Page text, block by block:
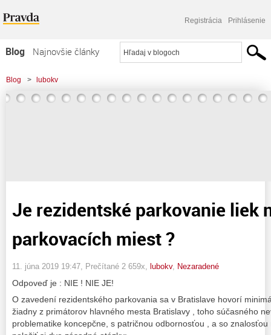
Registrácia Prihlásenie
Blog
Najnovšie články
Najčítanejšie články
Najkomentovanejšie články
Blog > lubokv
> Je rezidentské parkovanie liek na nedostatok parkovacích miest ?
Je rezidentské parkovanie liek
parkovacích miest ?
11. júna 2019 19:47 , Prečítané 2 659x, lubokv, Nezaradené
Odpoveď je : NIE ! NIE JE!
O zavedení rezidentského parkovania sa v Bratislave hovorí
žiadny z primátorov hlavného mesta Bratislavy , toho súčasného
problematike koncepčne, s patričnou odbornosťou , a so